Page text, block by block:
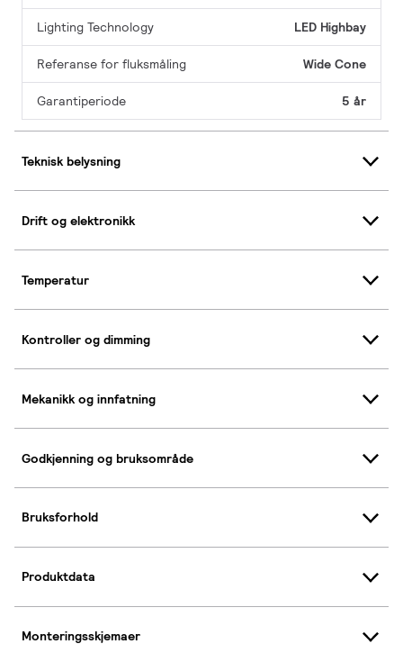
Lighting Technology LED Highbay
Referanse for fluksmåling Wide Cone
Garantiperiode 5 år
Teknisk belysning
Drift og elektronikk
Temperatur
Kontroller og dimming
Mekanikk og innfatning
Godkjenning og bruksområde
Bruksforhold
Produktdata
Monteringsskjemaer